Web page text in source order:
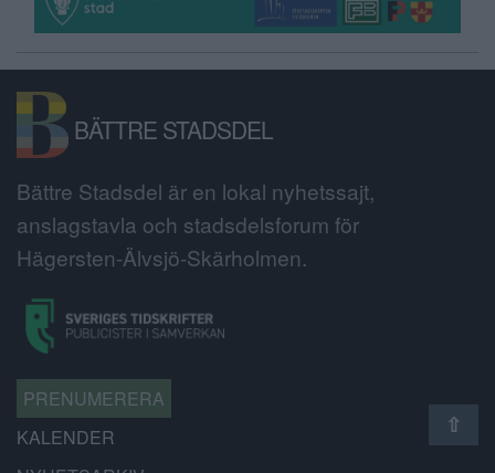
BÄTTRE STADSDEL
Bättre Stadsdel är en lokal nyhetssajt,
anslagstavla och stadsdelsforum för
Hägersten-Älvsjö-Skärholmen.
PRENUMERERA
KALENDER
⇧